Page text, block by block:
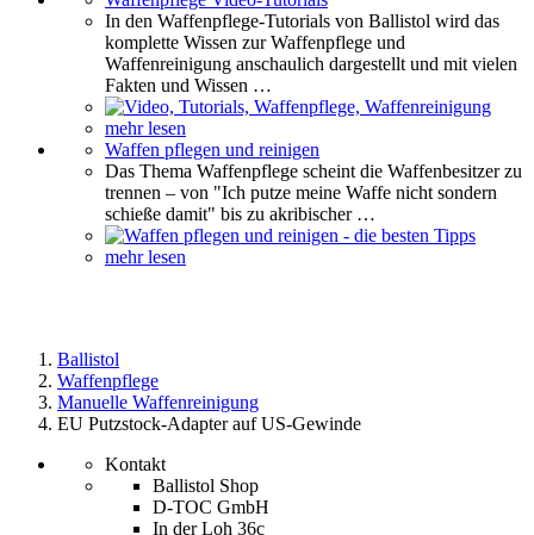
In den Waffenpflege-Tutorials von Ballistol wird das
komplette Wissen zur Waffenpflege und
Waffenreinigung anschaulich dargestellt und mit vielen
Fakten und Wissen …
mehr lesen
Waffen pflegen und reinigen
Das Thema Waffenpflege scheint die Waffenbesitzer zu
trennen – von "Ich putze meine Waffe nicht sondern
schieße damit" bis zu akribischer …
mehr lesen
Ballistol
Waffenpflege
Manuelle Waffenreinigung
EU Putzstock-Adapter auf US-Gewinde
Kontakt
Ballistol Shop
D-TOC GmbH
In der Loh 36c